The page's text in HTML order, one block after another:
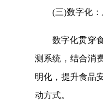
(三)数字化：
数字化贯穿
测系统，结合消
明化，提升食品
动方式。